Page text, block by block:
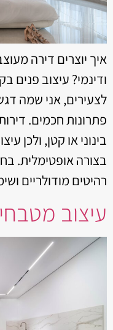
איך יוצרים דירה
ודינמי? עיצוב פנים
לצעירים, אני שמה
פתרונות חכמים.
בינוני או קטן, ולכן
בצורה אופטימלית.
רהיטים מודולריים
עיצוב